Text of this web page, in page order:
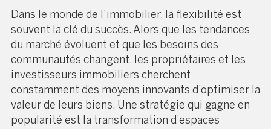
Dans le monde de l’immobilier, la flexibilité est
souvent la clé du succès. Alors que les tendances
du marché évoluent et que les besoins des
communautés changent, les propriétaires et les
investisseurs immobiliers cherchent
constamment des moyens innovants d’optimiser la
valeur de leurs biens. Une stratégie qui gagne en
popularité est la transformation d’espaces